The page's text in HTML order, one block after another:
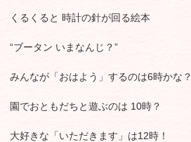
くるくると 時計の針が回る絵本
“ブータン いまなんじ？”
みんなが「おはよう」するのは6時かな？
園でおともだちと遊ぶのは 10時？
大好きな「いただきます」は12時！